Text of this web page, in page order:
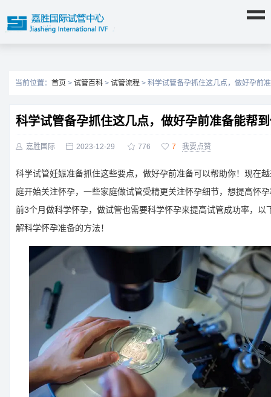
当前位置： 首页 > 试管百科 > 试管流程 > 科学试管备孕抓住这几点，做好孕前
科学试管备孕抓住这几点，做好孕前准备能帮
 嘉胜国际  2023-12-29  776  7 我要点赞
科学试管妊娠准备抓住这些要点，做好孕前准备可以帮助你！现在
庭开始关注怀孕，一些家庭做试管受精更关注怀孕细节，想提高怀
前3个月做科学怀孕，做试管也需要科学怀孕来提高试管成功率，以
解科学怀孕准备的方法！